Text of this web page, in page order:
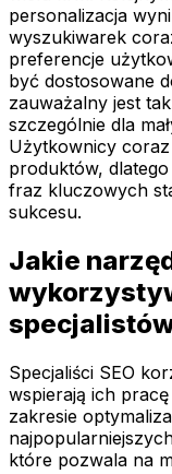
personalizacja
wyszukiwarek
preferencje
być dostosowane
zauważalny jest
szczególnie dla
Użytkownicy coraz
produktów,
fraz kluczowych
sukcesu.
Jakie
specjalistów
Specjaliści SEO
wspierają ich
zakresie
które pozwala na